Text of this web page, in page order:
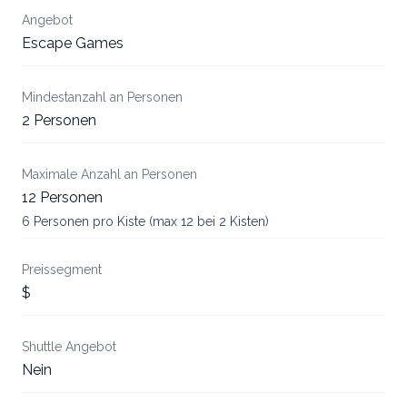
Angebot
Escape Games
Mindestanzahl an Personen
2 Personen
Maximale Anzahl an Personen
12 Personen
6 Personen pro Kiste (max 12 bei 2 Kisten)
Preissegment
$
Shuttle Angebot
Nein